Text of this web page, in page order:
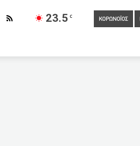
23.5 C
ΚΟΡΩΝΟΪΟΣ